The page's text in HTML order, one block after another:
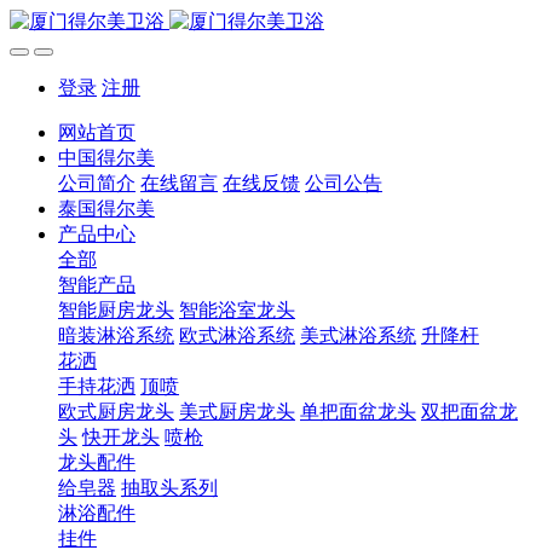
登录 注册
网站首页
中国得尔美
公司简介 在线留言 在线反馈 公司公告
泰国得尔美
产品中心
全部
智能产品
智能厨房龙头 智能浴室龙头
暗装淋浴系统 欧式淋浴系统 美式淋浴系统 升降杆
花洒
手持花洒 顶喷
欧式厨房龙头 美式厨房龙头 单把面盆龙头 双把面盆龙
头 快开龙头 喷枪
龙头配件
给皂器 抽取头系列
淋浴配件
挂件